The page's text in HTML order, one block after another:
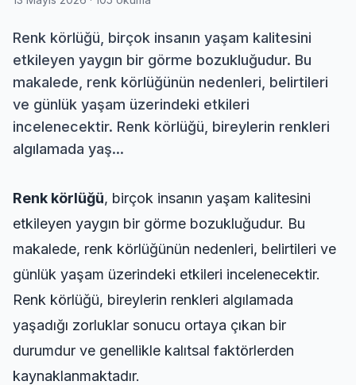
Renk körlüğü, birçok insanın yaşam kalitesini
etkileyen yaygın bir görme bozukluğudur. Bu
makalede, renk körlüğünün nedenleri, belirtileri
ve günlük yaşam üzerindeki etkileri
incelenecektir. Renk körlüğü, bireylerin renkleri
algılamada yaş...
Renk körlüğü, birçok insanın yaşam kalitesini
etkileyen yaygın bir görme bozukluğudur. Bu
makalede, renk körlüğünün nedenleri, belirtileri ve
günlük yaşam üzerindeki etkileri incelenecektir.
Renk körlüğü, bireylerin renkleri algılamada
yaşadığı zorluklar sonucu ortaya çıkan bir
durumdur ve genellikle kalıtsal faktörlerden
kaynaklanmaktadır.